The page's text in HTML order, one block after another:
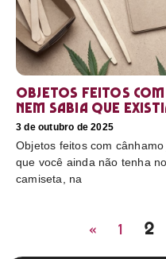
Objetos feitos com
nem sabia que
3 de outubro de 2025
Objetos feitos com
que você ainda não tenha
camiseta, na
« 1 2